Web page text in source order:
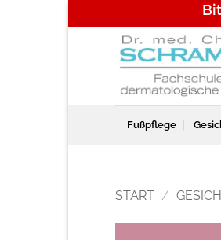
Inhalt
Fußpflege
START /